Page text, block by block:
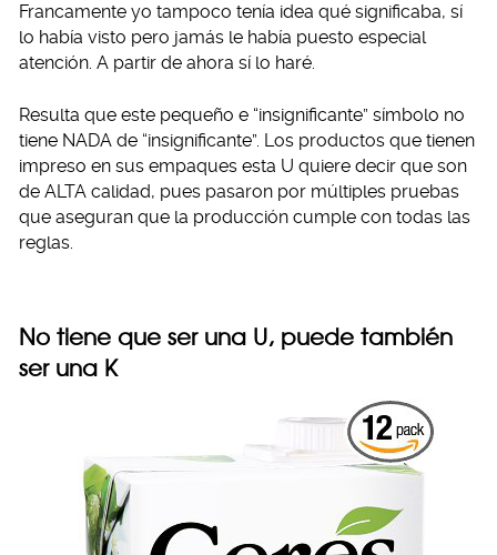
Francamente yo tampoco tenía idea qué significaba, sí
lo había visto pero jamás le había puesto especial
atención. A partir de ahora sí lo haré.
Resulta que este pequeño e “insignificante” símbolo no
tiene NADA de “insignificante”. Los productos que tienen
impreso en sus empaques esta U quiere decir que son
de ALTA calidad, pues pasaron por múltiples pruebas
que aseguran que la producción cumple con todas las
reglas.
No tiene que ser una U, puede también
ser una K